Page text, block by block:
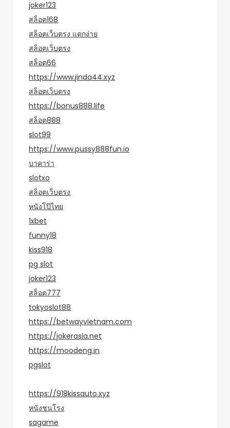
joker123
สล็อต168
สล็อตเว็บตรง แตกง่าย
สล็อตเว็บตรง
สล็อต66
https://www.jinda44.xyz
สล็อตเว็บตรง
https://bonus888.life
สล็อต888
slot99
https://www.pussy888fun.io
บาคาร่า
slotxo
สล็อตเว็บตรง
หนังโป๊ไทย
1xbet
funny18
kiss918
pg slot
joker123
สล็อต777
tokyoslot88
https://betwayvietnam.com
https://jokerasia.net
https://moodeng.in
pgslot
https://918kissauto.xyz
หนังชนโรง
sagame